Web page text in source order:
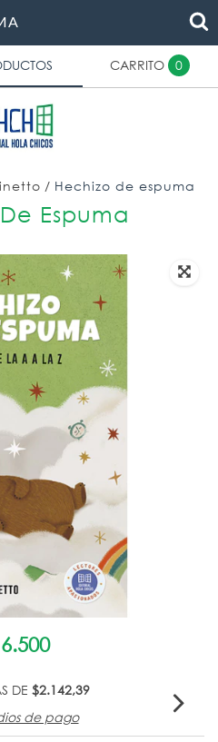
CARRITO 0
/ Hechizo de espuma
Espuma
DE $2.142,39
de pago